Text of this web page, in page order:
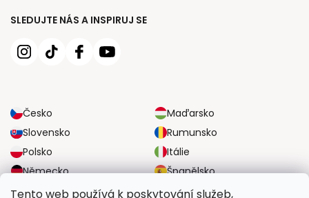
Tento web používá k poskytování služeb,
SLEDUJTE NÁS A INSPIRUJ SE
Česko
Maďarsko
Slovensko
Rumunsko
Polsko
Itálie
Německo
Španělsko
Velká Británie
Rakousko